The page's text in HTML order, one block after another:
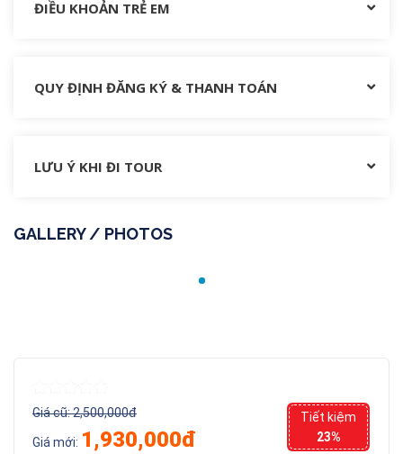
ĐIỀU KHOẢN TRẺ EM
QUY ĐỊNH ĐĂNG KÝ & THANH TOÁN
LƯU Ý KHI ĐI TOUR
GALLERY / PHOTOS
Giá cũ:2,500,000đ
Giá mới: 1,930,000đ
Tiết kiệm
23%